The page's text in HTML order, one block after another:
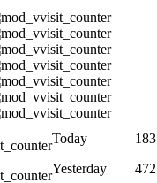
Today
183
Yesterday
472